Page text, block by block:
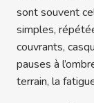
sont souvent
simples,
couvrants,
pauses à
terrain, la